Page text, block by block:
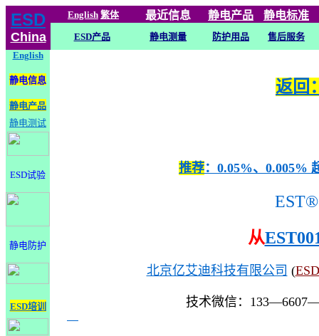
ESD
China
English 繁体 最近信息 静电产品 静电标准
ESD产品 静电测量 防护用品
售后服务
English
静电信息
静电产品
静电测试
ESD试验
静电防护
ESD培训
返回
推荐：0.05%、0.005%
EST®
从
北京亿艾迪科技有限公司 (
技术微信：